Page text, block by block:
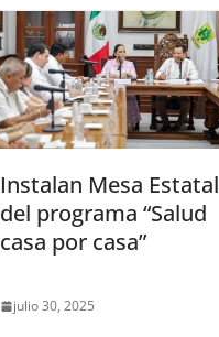
Instalan Mesa Estatal
del programa “Salud
casa por casa”
julio 30, 2025